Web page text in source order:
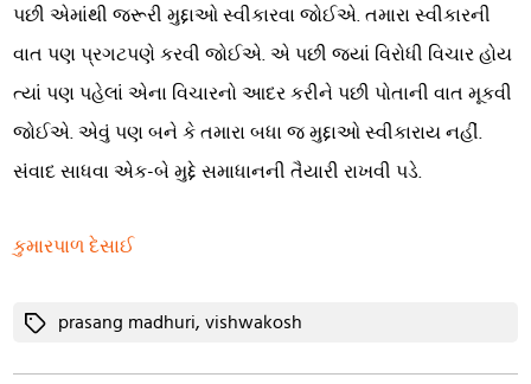
પછી એમાંથી જરૂરી મુદ્દાઓ સ્વીકારવા જોઈએ. તમારા સ્વીકારની
વાત પણ પ્રગટપણે કરવી જોઈએ. એ પછી જ્યાં વિરોધી વિચાર હોય
ત્યાં પણ પહેલાં એના વિચારનો આદર કરીને પછી પોતાની વાત મૂકવી
જોઈએ. એવું પણ બને કે તમારા બધા જ મુદ્દાઓ સ્વીકારાય નહીં.
સંવાદ સાધવા એક-બે મુદ્દે સમાધાનની તૈયારી રાખવી પડે.
કુમારપાળ દેસાઈ
Tagsprasang madhuri,vishwakosh